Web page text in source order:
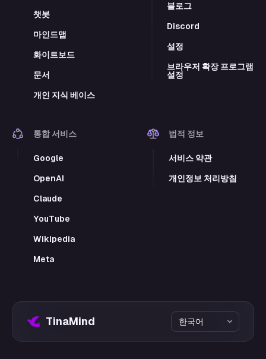
챗봇
마인드맵
화이트보드
문서
개인 지식 베이스
블로그
Discord
설정
브라우저 확장 프로그램
설정
통합 서비스
Google
OpenAI
Claude
YouTube
Wikipedia
Meta
법적 정보
서비스 약관
개인정보 처리방침
TinaMind